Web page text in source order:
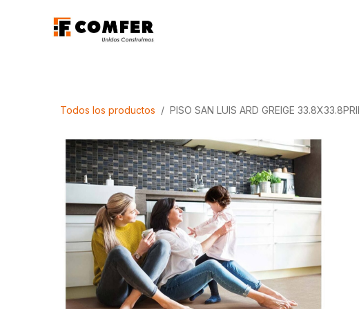
Todos los productos PISO SAN LUIS ARD GREIGE